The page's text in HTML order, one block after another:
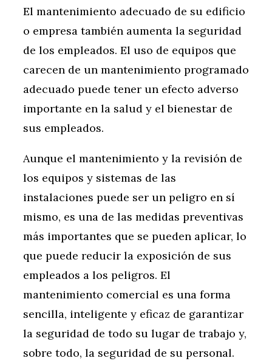
El mantenimiento adecuado de su edificio
o empresa también aumenta la seguridad
de los empleados. El uso de equipos que
carecen de un mantenimiento programado
adecuado puede tener un efecto adverso
importante en la salud y el bienestar de
sus empleados.
Aunque el mantenimiento y la revisión de
los equipos y sistemas de las
instalaciones puede ser un peligro en sí
mismo, es una de las medidas preventivas
más importantes que se pueden aplicar, lo
que puede reducir la exposición de sus
empleados a los peligros. El
mantenimiento comercial es una forma
sencilla, inteligente y eficaz de garantizar
la seguridad de todo su lugar de trabajo y,
sobre todo, la seguridad de su personal.